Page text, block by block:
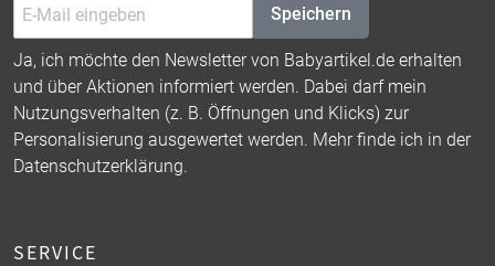
Speichern
Ja, ich möchte den Newsletter von Babyartikel.de erhalten
und über Aktionen informiert werden. Dabei darf mein
Nutzungsverhalten (z. B. Öffnungen und Klicks) zur
Personalisierung ausgewertet werden. Mehr finde ich in der
Datenschutzerklärung.
SERVICE